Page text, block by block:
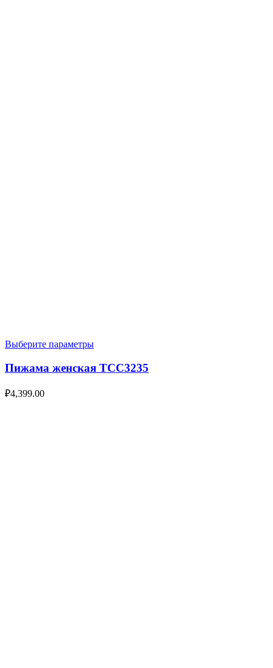
Выберите параметры
Пижама женская TCC3235
₽4,399.00